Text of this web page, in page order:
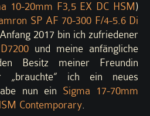
10-20mm F3,5 EX DC HSM )
SP AF 70-300 F/4-5.6 Di
2017 bin ich zufriedener
und meine anfängliche
Besitz meiner Freundin
„brauchte“ ich ein neues
nun ein Sigma 17-70mm
Contemporary.